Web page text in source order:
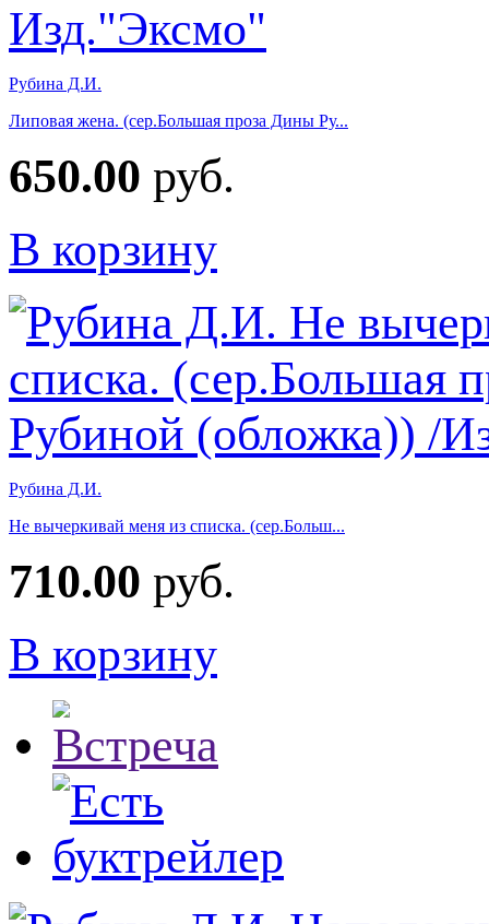
Рубина Д.И.
Липовая жена. (сер.Большая проза Дины Ру...
650.00 руб.
В корзину
Рубина Д.И.
Не вычеркивай меня из списка. (сер.Больш...
710.00 руб.
В корзину